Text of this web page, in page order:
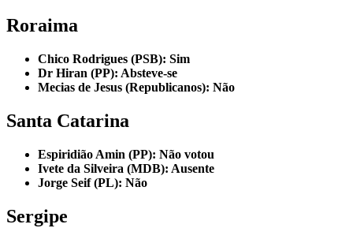
Roraima
Chico Rodrigues (PSB): Sim
Dr Hiran (PP): Absteve-se
Mecias de Jesus (Republicanos): Não
Santa Catarina
Espiridião Amin (PP): Não votou
Ivete da Silveira (MDB): Ausente
Jorge Seif (PL): Não
Sergipe